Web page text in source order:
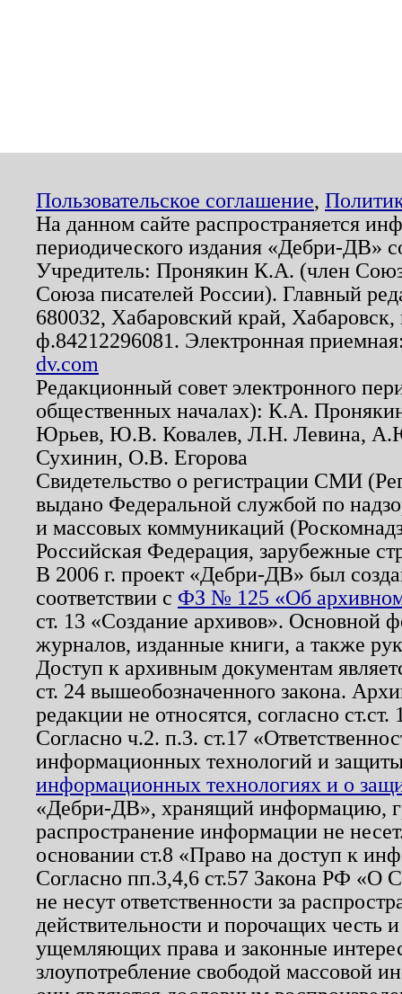
Пользовательское соглашение,
На данном сайте распространяется
периодического издания «Дебри-ДВ»
Учредитель: Пронякин К.А. (член
Союза писателей России). Главный
680032, Хабаровский край,
ф.84212296081. Электронная
dv.com
Редакционный совет электронного
общественных началах): К.А.
Юрьев, Ю.В. Ковалев, Л.Н. Левина,
Сухинин, О.В. Егорова
Свидетельство о регистрации СМИ
выдано Федеральной службой по
и массовых коммуникаций
Российская Федерация, зарубежные
В 2006 г. проект «Дебри-ДВ» был
соответствии с ФЗ № 125 «Об
ст. 13 «Создание архивов». Основной
журналов, изданные книги, а также
Доступ к архивным документам
ст. 24 вышеобозначенного закона.
редакции не относятся, согласно
Согласно ч.2. п.3. ст.17
информационных технологий и
информационных технологиях и о
«Дебри-ДВ», хранящий информацию,
распространение информации не
основании ст.8 «Право на доступ к
Согласно пп.3,4,6 ст.57 Закона РФ «О
не несут ответственности за
действительности и порочащих честь
ущемляющих права и законные
злоупотребление свободой массовой